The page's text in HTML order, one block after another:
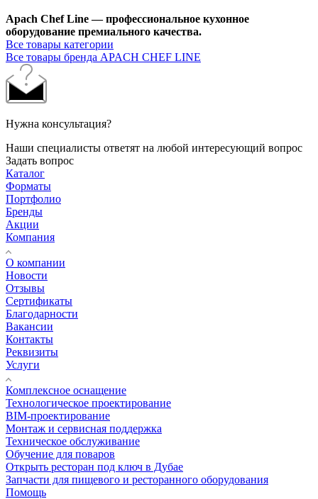
Apach Chef Line — профессиональное кухонное
оборудование премиального качества.
Все товары категории
Все товары бренда APACH CHEF LINE
Нужна консультация?
Наши специалисты ответят на любой интересующий вопрос
Задать вопрос
Каталог
Форматы
Портфолио
Бренды
Акции
Компания
О компании
Новости
Отзывы
Сертификаты
Благодарности
Вакансии
Контакты
Реквизиты
Услуги
Комплексное оснащение
Технологическое проектирование
BIM-проектирование
Монтаж и сервисная поддержка
Техническое обслуживание
Обучение для поваров
Открыть ресторан под ключ в Дубае
Запчасти для пищевого и ресторанного оборудования
Помощь